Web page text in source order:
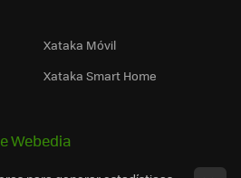
Xataka Móvil
Xataka Smart Home
Webedia